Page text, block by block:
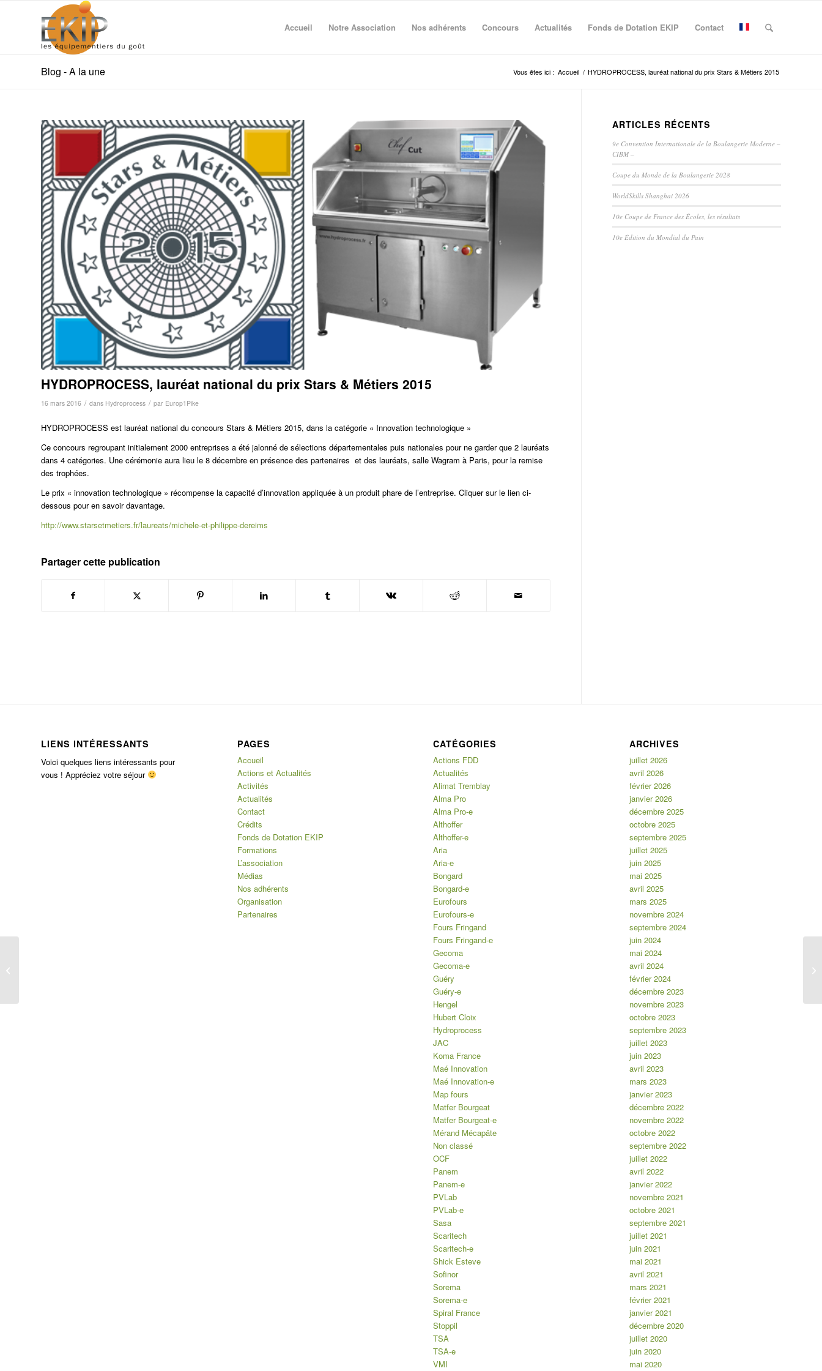
Accueil Notre Association Nos adhérents Concours Actualités Fonds de Dotation EKIP Contact
Blog - A la une Vous êtes ici : Accueil / HYDROPROCESS, lauréat national du prix Stars & Métiers 2015
HYDROPROCESS, lauréat national du prix Stars & Métiers 2015
16 mars 2016 / dans Hydroprocess / par Europ1Pike
HYDROPROCESS est lauréat national du concours Stars & Métiers 2015, dans la catégorie « Innovation technologique »
Ce concours regroupant initialement 2000 entreprises a été jalonné de sélections départementales puis nationales pour ne garder que 2 lauréats
dans 4 catégories. Une cérémonie aura lieu le 8 décembre en présence des partenaires et des lauréats, salle Wagram à Paris, pour la remise
des trophées.
Le prix « innovation technologique » récompense la capacité d’innovation appliquée à un produit phare de l’entreprise. Cliquer sur le lien ci-
dessous pour en savoir davantage.
http://www.starsetmetiers.fr/laureats/michele-et-philippe-dereims
Partager cette publication
ARTICLES RÉCENTS
9e Convention Internationale de la Boulangerie Moderne –
CIBM –
Coupe du Monde de la Boulangerie 2028
WorldSkills Shanghai 2026
10e Coupe de France des Écoles, les résultats
10e Édition du Mondial du Pain
LIENS INTÉRESSANTS
Voici quelques liens intéressants pour
vous ! Appréciez votre séjour
PAGES
Accueil
Actions et Actualités
Activités
Actualités
Contact
Crédits
Fonds de Dotation EKIP
Formations
L’association
Médias
Nos adhérents
Organisation
Partenaires
CATÉGORIES
Actions FDD
Actualités
Alimat Tremblay
Alma Pro
Alma Pro-e
Althoffer
Althoffer-e
Aria
Aria-e
Bongard
Bongard-e
Eurofours
Eurofours-e
Fours Fringand
Fours Fringand-e
Gecoma
Gecoma-e
Guéry
Guéry-e
Hengel
Hubert Cloix
Hydroprocess
JAC
Koma France
Maé Innovation
Maé Innovation-e
Map fours
Matfer Bourgeat
Matfer Bourgeat-e
Mérand Mécapâte
Non classé
OCF
Panem
Panem-e
PVLab
PVLab-e
Sasa
Scaritech
Scaritech-e
Shick Esteve
Sofinor
Sorema
Sorema-e
Spiral France
Stoppil
TSA
TSA-e
VMI
ARCHIVES
juillet 2026
avril 2026
février 2026
janvier 2026
décembre 2025
octobre 2025
septembre 2025
juillet 2025
juin 2025
mai 2025
avril 2025
mars 2025
novembre 2024
septembre 2024
juin 2024
mai 2024
avril 2024
février 2024
décembre 2023
novembre 2023
octobre 2023
septembre 2023
juillet 2023
juin 2023
avril 2023
mars 2023
janvier 2023
décembre 2022
novembre 2022
octobre 2022
septembre 2022
juillet 2022
avril 2022
janvier 2022
novembre 2021
octobre 2021
septembre 2021
juillet 2021
juin 2021
mai 2021
avril 2021
mars 2021
février 2021
janvier 2021
décembre 2020
juillet 2020
juin 2020
mai 2020